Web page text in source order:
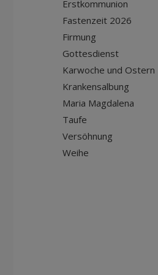
Erstkommunion
Fastenzeit 2026
Firmung
Gottesdienst
Karwoche und Ostern
Krankensalbung
Maria Magdalena
Taufe
Versöhnung
Weihe